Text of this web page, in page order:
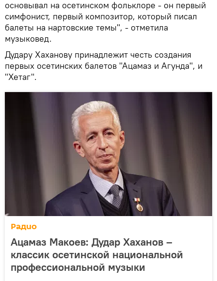
основывал на осетинском фольклоре - он первый
симфонист, первый композитор, который писал
балеты на нартовские темы", - отметила
музыковед.
Дудару Хаханову принадлежит честь создания
первых осетинских балетов "Ацамаз и Агунда", и
"Хетаг".
Радио
Ацамаз Макоев: Дудар Хаханов –
классик осетинской национальной
профессиональной музыки